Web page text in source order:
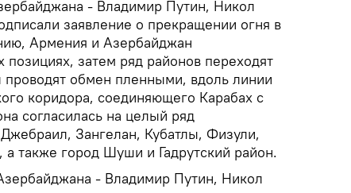
- Владимир Путин, Никол
заявление о прекращении огня в
Армения и Азербайджан
позициях, затем ряд районов переходят
проводят обмен пленными, вдоль линии
коридора, соединяющего Карабах с
согласилась на целый ряд
Зангелан, Кубатлы, Физули,
также город Шуши и Гадрутский район.
- Владимир Путин, Никол